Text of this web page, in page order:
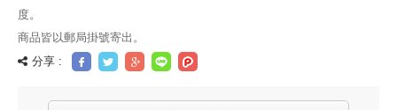
度。
商品皆以郵局掛號寄出。
分享 :